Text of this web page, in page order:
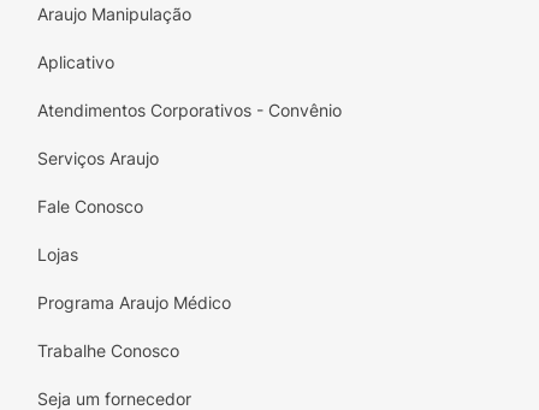
Araujo Manipulação
Aplicativo
Atendimentos Corporativos - Convênio
Serviços Araujo
Fale Conosco
Lojas
Programa Araujo Médico
Trabalhe Conosco
Seja um fornecedor